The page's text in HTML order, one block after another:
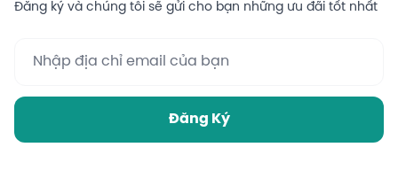
Đăng ký và chúng tôi sẽ gửi cho bạn những ưu đãi tốt nhất
Đăng Ký